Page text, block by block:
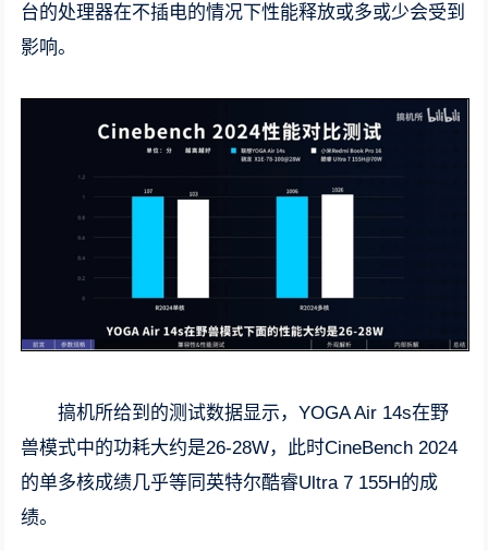
台的处理器在不插电的情况下性能释放或多或少会受到
影响。
搞机所给到的测试数据显示，YOGA Air 14s在野
兽模式中的功耗大约是26-28W，此时CineBench 2024
的单多核成绩几乎等同英特尔酷睿Ultra 7 155H的成
绩。